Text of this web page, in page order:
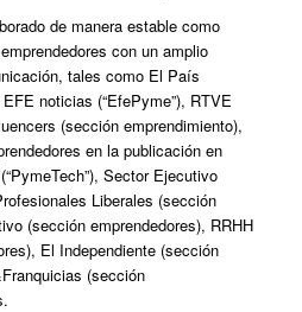
de manera estable como
con un amplio
tales como El País
noticias (“EfePyme”), RTVE
(sección emprendimiento),
en la publicación en
Sector Ejecutivo
Liberales (sección
(sección emprendedores), RRHH
El Independiente (sección
(sección